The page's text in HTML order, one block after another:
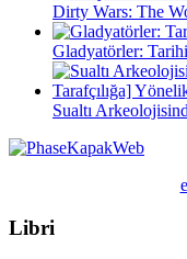
Dirty Wars: The
Gladyatörler:
Sualtı
Libri